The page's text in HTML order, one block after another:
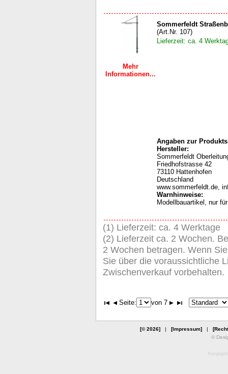
Mehr
Informationen...
Sommerfeldt
(Art.Nr. 107)
Lieferzeit: ca. 4
Angaben zur
Hersteller:
Sommerfeldt
Friedhofstrasse 42
73110 Hattenhofen
Deutschland
www.sommerfeldt.de,
Warnhinweise:
Modellbauartikel, nur
(1) Lieferzeit: ca. 4 Werktage
(2) Lieferzeit ca. 2 Wochen.
2 Wochen betragen. Wenn
Sie über die voraussichtliche
Zwischenverkauf vorbehalten.
Seite: von 7
[© 2026]| [Impressum]|
©